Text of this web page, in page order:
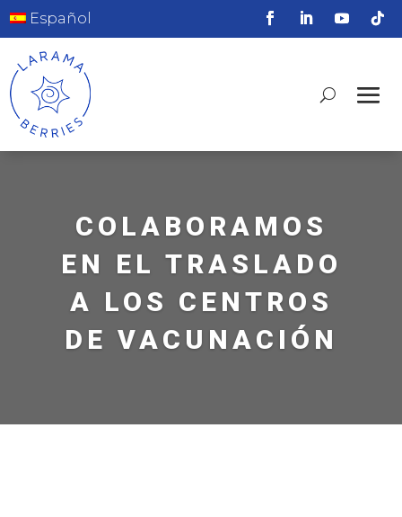
Español
COLABORAMOS
EN EL TRASLADO
A LOS CENTROS
DE VACUNACIÓN